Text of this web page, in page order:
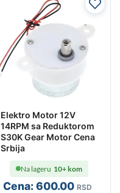
Elektro Motor 12V
14RPM sa Reduktorom
S30K Gear Motor Cena
Srbija
Cena:600.00 RSD
Na lageru 10+ kom